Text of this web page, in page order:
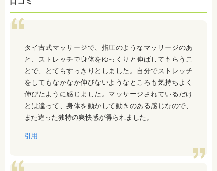
タイ古式マッサージで、指圧のようなマッサージのあ
と、ストレッチで身体をゆっくりと伸ばしてもらうこ
とで、とてもすっきりとしました。自分でストレッチ
をしてもなかなか伸びないようなところも気持ちよく
伸びたように感じました。マッサージされているだけ
とは違って、身体を動かして動きのある感じなので、
また違った独特の爽快感が得られました。
引用